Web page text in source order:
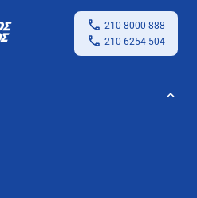
210 8000 888
210 6254 504